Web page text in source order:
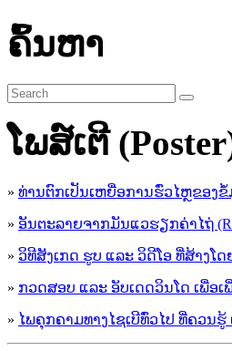
ຄົ້ນຫາ
ໂພສ໌ເຕີ
» ທ່ານຕົກເປັນເຫຍື່ອການຮົ່ວໄຫຼຂອງຂໍ້
» ອັນຕະລາຍຈາກມັນແວຮຽກຄ່າໄຖ່
» ວິທີສັງເກດ ຮູບ ແລະ ວິດີໂອ ທີ່ສ້າງໂດ
» ກວດສອບ ແລະ ອັບເດດວິນໂດ ເພື່ອ
» ໄພຄຸກຄາມທາງໄຊເບີທົ່ວໄປ ທີ່ຄວນ